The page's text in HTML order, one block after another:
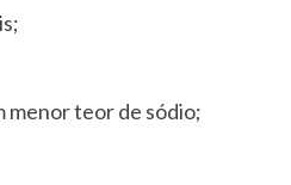
menor teor de sódio;